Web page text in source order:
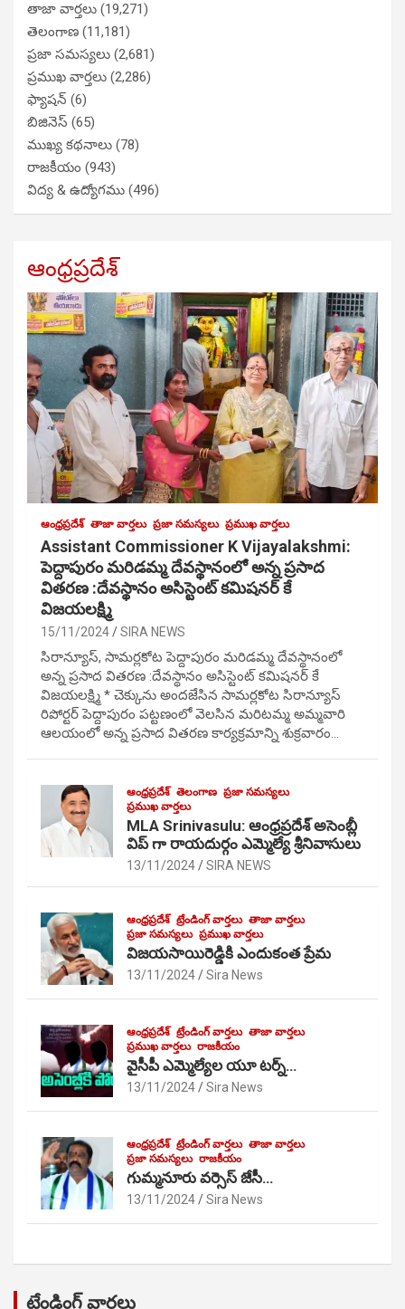
తాజా వార్తలు (19,271)
తెలంగాణ (11,181)
ప్రజా సమస్యలు (2,681)
ప్రముఖ వార్తలు (2,286)
ఫ్యాషన్ (6)
బిజినెస్ (65)
ముఖ్య కథనాలు (78)
రాజకీయం (943)
విద్య & ఉద్యోగము (496)
ఆంధ్రప్రదేశ్
ఆంధ్రప్రదేశ్ తాజా వార్తలు ప్రజా సమస్యలు ప్రముఖ వార్తలు
Assistant Commissioner K Vijayalakshmi:
పెద్దాపురం మరిడమ్మ దేవస్థానంలో అన్న ప్రసాద
వితరణ :దేవస్థానం అసిస్టెంట్ కమిషనర్ కే
విజయలక్ష్మి
15/11/2024 SIRA NEWS
సిరాన్యూస్, సామర్లకోట పెద్దాపురం మరిడమ్మ దేవస్థానంలో
అన్న ప్రసాద వితరణ :దేవస్థానం అసిస్టెంట్ కమిషనర్ కే
విజయలక్ష్మి * చెక్కును అందజేసిన సామర్లకోట సిరాన్యూస్
రిపోర్టర్ పెద్దాపురం పట్టణంలో వెలసిన మరిటమ్మ అమ్మవారి
ఆలయంలో అన్న ప్రసాద వితరణ కార్యక్రమాన్ని శుక్రవారం…
ఆంధ్రప్రదేశ్ తెలంగాణ ప్రజా సమస్యలు
ప్రముఖ వార్తలు
MLA Srinivasulu: ఆంధ్రప్రదేశ్ అసెంబ్లీ
విప్ గా రాయదుర్గం ఎమ్మెల్యే శ్రీనివాసులు
13/11/2024 SIRA NEWS
ఆంధ్రప్రదేశ్ ట్రేండింగ్ వార్తలు తాజా వార్తలు
ప్రజా సమస్యలు ప్రముఖ వార్తలు
విజయసాయిరెడ్డికి ఎందుకంత ప్రేమ
13/11/2024 Sira News
ఆంధ్రప్రదేశ్ ట్రేండింగ్ వార్తలు తాజా వార్తలు
ప్రముఖ వార్తలు రాజకీయం
వైసీపీ ఎమ్మెల్యేల యూ టర్న్…
13/11/2024 Sira News
ఆంధ్రప్రదేశ్ ట్రేండింగ్ వార్తలు తాజా వార్తలు
ప్రజా సమస్యలు రాజకీయం
గుమ్మనూరు వర్సెస్ జేసీ…
13/11/2024 Sira News
ట్రేండింగ్ వార్తలు